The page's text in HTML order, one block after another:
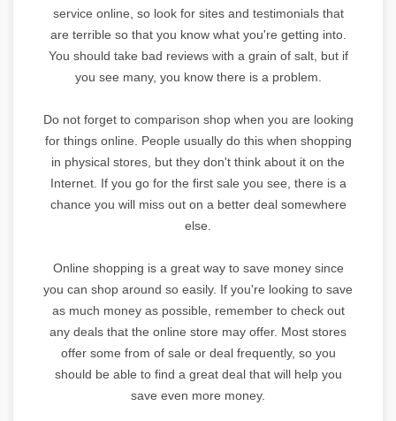
service online, so look for sites and testimonials that
are terrible so that you know what you're getting into.
You should take bad reviews with a grain of salt, but if
you see many, you know there is a problem.
Do not forget to comparison shop when you are looking
for things online. People usually do this when shopping
in physical stores, but they don't think about it on the
Internet. If you go for the first sale you see, there is a
chance you will miss out on a better deal somewhere
else.
Online shopping is a great way to save money since
you can shop around so easily. If you're looking to save
as much money as possible, remember to check out
any deals that the online store may offer. Most stores
offer some from of sale or deal frequently, so you
should be able to find a great deal that will help you
save even more money.